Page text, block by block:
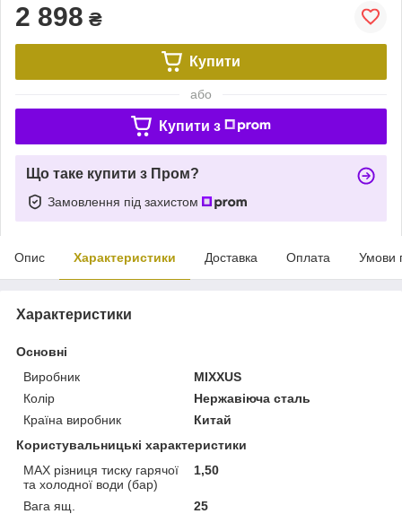
2 898 ₴
Купити
або
Купити з
Що таке купити з Пром?
Замовлення під захистом
Опис Характеристики Доставка Оплата Умови
Характеристики
Основні
Виробник
MIXXUS
Колір
Нержавіюча сталь
Країна виробник
Китай
Користувальницькі характеристики
MAX різниця тиску гарячої
та холодної води (бар)
1,50
Вага ящ.
25